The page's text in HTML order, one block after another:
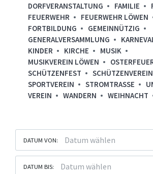
DORFVERANSTALTUNG
FAMILIE
FEUERWEHR
FEUERWEHR LÖWEN
FORTBILDUNG
GEMEINNÜTZIG
GENERALVERSAMMLUNG
KINDER
KIRCHE
MUSIK
MUSIKVEREIN LÖWEN
SCHÜTZENFEST
SCHÜTZENVEREIN
SPORTVEREIN
STROMTRASSE
VEREIN
WANDERN WEIHNACHT
DATUM VON:
DATUM BIS: